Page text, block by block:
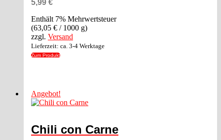
5,99 €
Enthält 7% Mehrwertsteuer
(63,05 € / 1000 g)
zzgl. Versand
Lieferzeit: ca. 3-4 Werktage
Zum Produkt
Angebot!
Chili con Carne